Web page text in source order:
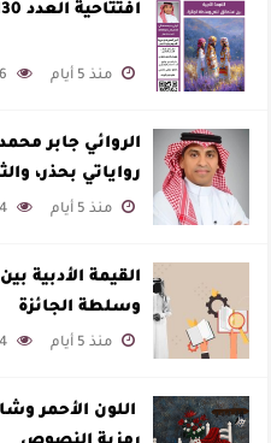
افتتاحية العدد 130
منذ 5 أيام
الروائي جابر
رواياتي بحذر،
لمخاطبة العالم.
منذ 5 أيام
القيمة الأدبية
وسلطة الجائزة
منذ 5 أيام
اللون الأحمر